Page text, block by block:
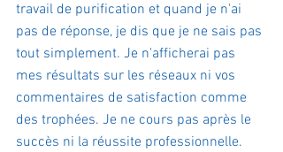
travail de purification et quand je n'ai
pas de réponse, je dis que je ne sais pas
tout simplement. Je n'afficherai pas
mes résultats sur les réseaux ni vos
commentaires de satisfaction comme
des trophées. Je ne cours pas après le
succès ni la réussite professionnelle.